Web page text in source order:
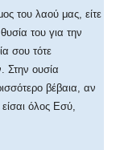
του λαού μας, είτε
του για την
σου τότε
Στην ουσία
βέβαια, αν
όλος Εσύ,